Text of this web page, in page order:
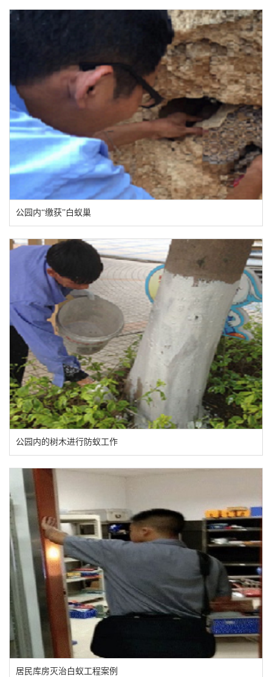
公园内“缴获”白蚁巢
公园内的树木进行防蚁工作
居民库房灭治白蚁工程案例